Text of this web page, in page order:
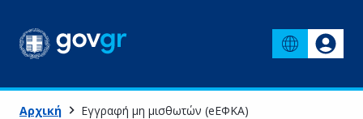
Αρχική Εγγραφή μη μισθωτών (eΕΦΚΑ)